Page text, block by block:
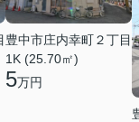
豊中市庄内幸町２丁目
1K (25.70㎡)
5万円